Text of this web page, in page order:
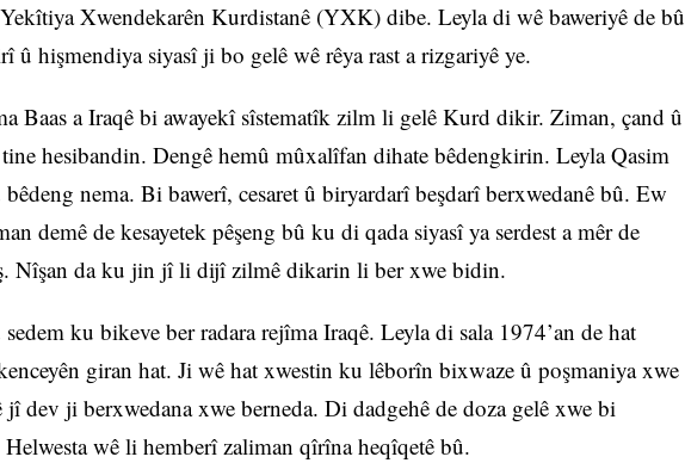
Xwendekarên Kurdistanê (YXK) dibe. Leyla di wê baweriyê de bû
û hişmendiya siyasî ji bo gelê wê rêya rast a rizgariyê ye.
Baas a Iraqê bi awayekî sîstematîk zilm li gelê Kurd dikir. Ziman, çand û
hesibandin. Dengê hemû mûxalîfan dihate bêdengkirin. Leyla Qasim
nema. Bi bawerî, cesaret û biryardarî beşdarî berxwedanê bû. Ew
demê de kesayetek pêşeng bû ku di qada siyasî ya serdest a mêr de
Nîşan da ku jin jî li dijî zilmê dikarin li ber xwe bidin.
ku bikeve ber radara rejîma Iraqê. Leyla di sala 1974’an de hat
giran hat. Ji wê hat xwestin ku lêborîn bixwaze û poşmaniya xwe
dev ji berxwedana xwe berneda. Di dadgehê de doza gelê xwe bi
wê li hemberî zaliman qîrîna heqîqetê bû.